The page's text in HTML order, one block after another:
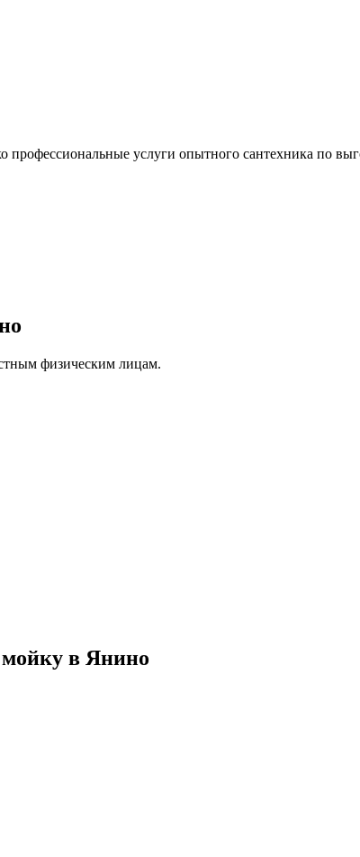
услуги опытного сантехника по
физическим лицам.
мойку в Янино